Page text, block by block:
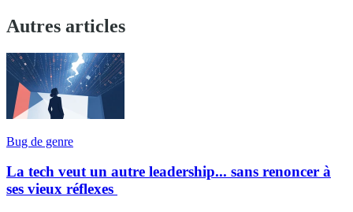
Autres articles
Bug de genre
La tech veut un autre leadership... sans renoncer à
ses vieux réflexes